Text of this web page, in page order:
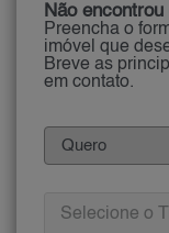
Não
Preencha o
imóvel que
Breve as
em contato.
Selecione o